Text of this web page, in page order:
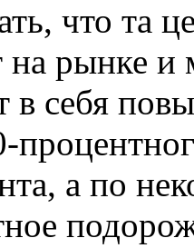
что та
на рынке
в себя
а по